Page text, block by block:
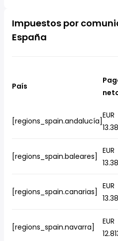
Impuestos por
España
País
[regions_spain.andalucía]
EUR
[regions_spain.baleares]
EUR
[regions_spain.canarias]
EUR
[regions_spain.navarra]
EUR